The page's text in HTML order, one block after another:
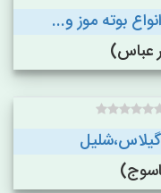
بوته موز و...